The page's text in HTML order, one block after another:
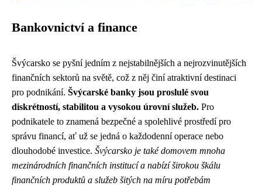
Bankovnictví a finance
Švýcarsko se pyšní jedním z nejstabilnějších a nejrozvinutějších
finančních sektorů na světě, což z něj činí atraktivní destinaci
pro podnikání. Švýcarské banky jsou proslulé svou
diskrétností, stabilitou a vysokou úrovní služeb. Pro
podnikatele to znamená bezpečné a spolehlivé prostředí pro
správu financí, ať už se jedná o každodenní operace nebo
dlouhodobé investice. Švýcarsko je také domovem mnoha
mezinárodních finančních institucí a nabízí širokou škálu
finančních produktů a služeb šitých na míru potřebám